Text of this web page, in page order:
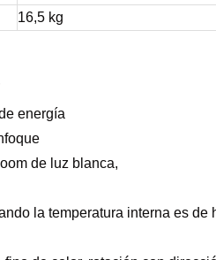
16,5 kg
energía
de luz blanca,
la temperatura interna es